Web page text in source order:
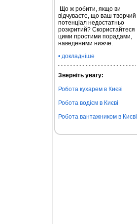
Що ж робити, якщо ви
відчуваєте, що ваш творчий
потенціал недостатньо
розкритий? Скористайтеся
цими простими порадами,
наведеними нижче.
• докладніше
Зверніть увагу:
Робота кухарем в Києві
Робота водієм в Києві
Робота вантажником в Києві